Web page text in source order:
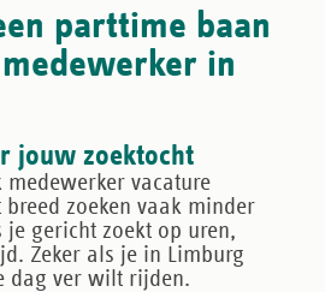
parttime baan
in
jouw zoektocht
vacature
zoeken vaak minder
gericht zoekt op uren,
Zeker als je in Limburg
dag ver wilt rijden.